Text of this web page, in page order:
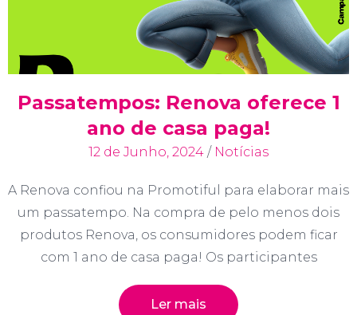
Passatempos: Renova oferece 1
ano de casa paga!
12 de Junho, 2024 / Notícias
A Renova confiou na Promotiful para elaborar mais
um passatempo. Na compra de pelo menos dois
produtos Renova, os consumidores podem ficar
com 1 ano de casa paga! Os participantes
Ler mais